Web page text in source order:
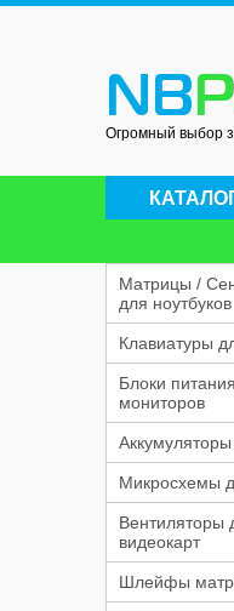
NB
Огромный выбор
Матрицы /
для ноутбуков
Клавиатуры
Блоки
мониторов
Микросхемы
Вентиляторы
видеокарт
Шлейфы